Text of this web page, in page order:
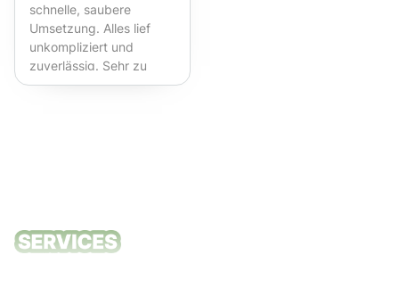
schnelle, saubere
Umsetzung. Alles lief
unkompliziert und
zuverlässig. Sehr zu
empfehlen!